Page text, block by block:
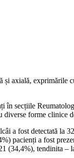
axială, exprimările
în secțiile
forme clinice
a fost detectată la
pacienți a fost
(34,4%), tendinita –